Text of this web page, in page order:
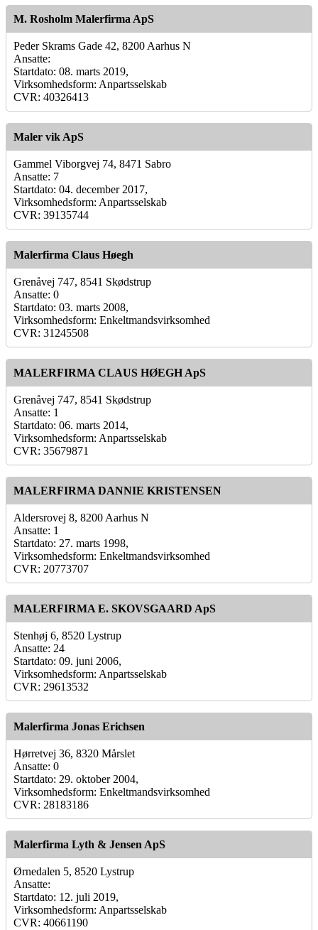
M. Rosholm Malerfirma ApS
Peder Skrams Gade 42, 8200 Aarhus N
Ansatte:
Startdato: 08. marts 2019,
Virksomhedsform: Anpartsselskab
CVR: 40326413
Maler vik ApS
Gammel Viborgvej 74, 8471 Sabro
Ansatte: 7
Startdato: 04. december 2017,
Virksomhedsform: Anpartsselskab
CVR: 39135744
Malerfirma Claus Høegh
Grenåvej 747, 8541 Skødstrup
Ansatte: 0
Startdato: 03. marts 2008,
Virksomhedsform: Enkeltmandsvirksomhed
CVR: 31245508
MALERFIRMA CLAUS HØEGH ApS
Grenåvej 747, 8541 Skødstrup
Ansatte: 1
Startdato: 06. marts 2014,
Virksomhedsform: Anpartsselskab
CVR: 35679871
MALERFIRMA DANNIE KRISTENSEN
Aldersrovej 8, 8200 Aarhus N
Ansatte: 1
Startdato: 27. marts 1998,
Virksomhedsform: Enkeltmandsvirksomhed
CVR: 20773707
MALERFIRMA E. SKOVSGAARD ApS
Stenhøj 6, 8520 Lystrup
Ansatte: 24
Startdato: 09. juni 2006,
Virksomhedsform: Anpartsselskab
CVR: 29613532
Malerfirma Jonas Erichsen
Hørretvej 36, 8320 Mårslet
Ansatte: 0
Startdato: 29. oktober 2004,
Virksomhedsform: Enkeltmandsvirksomhed
CVR: 28183186
Malerfirma Lyth & Jensen ApS
Ørnedalen 5, 8520 Lystrup
Ansatte:
Startdato: 12. juli 2019,
Virksomhedsform: Anpartsselskab
CVR: 40661190